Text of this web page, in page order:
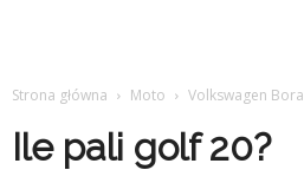
Strona główna Moto Volkswagen Bora
Ile pali golf 20?